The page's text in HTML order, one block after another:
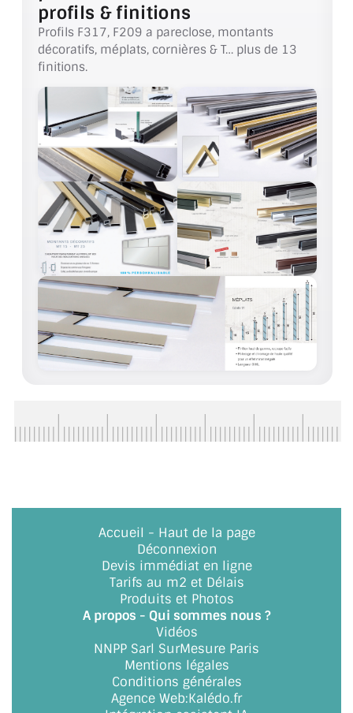
VERRE FEUILLETÉ
VERRE ANTI-REFLET
VERRE FEUILLETÉ/TREMPÉ
DALLE DE SOL EN VERRE
PORTE EN VERRE
GARDE CORPS EN VERRE
VERRIÈRE TYPE ATELIER
VERRES TEXTURÉS
PLEXIGLAS PMMA
DOUBLE VITRAGE
CATALOGUE DE PROFILS ET FIXATION DU
VERRE
VITRINE EN VERRE
CONNECTEURS ET ASSEMBLAGE DE VERRES
PLATS ET CORNIÈRES
LES CHARNIÈRES DE PORTE EN VERRE
BOUTONS ET POIGNÉES
profils & finitions
Profils F317, F209 a pareclose, montants
décoratifs, méplats, cornières & T… plus de 13
finitions.
Accueil - Haut de la page
Déconnexion
Devis immédiat en ligne
Tarifs au m2 et Délais
Produits et Photos
A propos - Qui sommes nous ?
Vidéos
NNPP Sarl SurMesure Paris
Mentions légales
Conditions générales
Agence Web:Kalédo.fr